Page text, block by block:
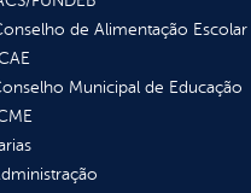
de Alimentação Escolar
Municipal de Educação